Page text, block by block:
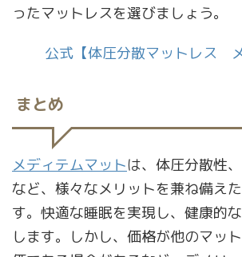
ったマットレスを選びましょう。
公式【体圧分散マットレス メ
まとめ
メディテムマットは、体圧分散性
など、様々なメリットを兼ね備え
す。快適な睡眠を実現し、健康的
します。しかし、価格が他のマッ